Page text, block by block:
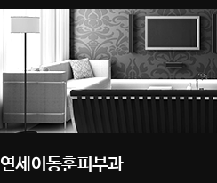
연세이동훈피부과